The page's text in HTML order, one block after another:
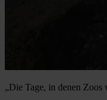
„Die Tage, in denen